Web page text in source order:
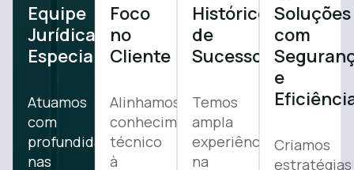
Equipe
Jurídica
Especializada
Atuamos
com
profundidade
nas
Foco
no
Cliente
Alinhamos
conhecimento
técnico
à
Histórico
de
Sucesso
Temos
ampla
experiência
na
Soluções
com
e
Criamos
estratégias